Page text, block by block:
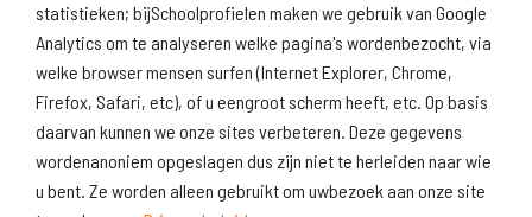
statistieken; bijSchoolprofielen maken we gebruik van Google
Analytics om te analyseren welke pagina's wordenbezocht, via
welke browser mensen surfen (Internet Explorer, Chrome,
Firefox, Safari, etc), of u eengroot scherm heeft, etc. Op basis
daarvan kunnen we onze sites verbeteren. Deze gegevens
wordenanoniem opgeslagen dus zijn niet te herleiden naar wie
u bent. Ze worden alleen gebruikt om uwbezoek aan onze site